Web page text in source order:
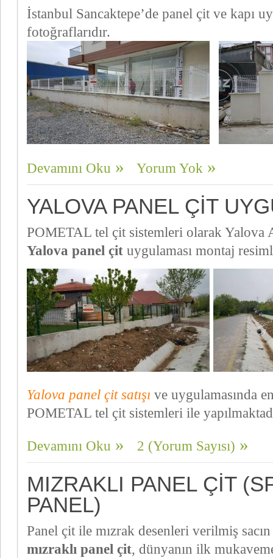
İstanbul Sancaktepe’de panel çit ve kapı
fotoğraflarıdır.
Devamını Oku Yorum Yok
YALOVA PANEL ÇIT
POMETAL tel çit sistemleri olarak Yalova
Yalova panel çit uygulaması montaj
Yalova panel çit satışı ve uygulamasında
POMETAL tel çit sistemleri ile
Devamını Oku 2 (Yorum Sayısı)
MIZRAKLI PANEL ÇIT
PANEL)
Panel çit ile mızrak desenleri verilmiş
mızraklı panel çit, dünyanın ilk